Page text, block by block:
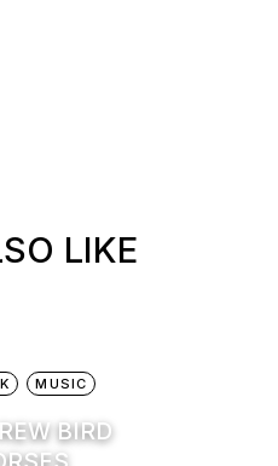
LIKE
MUSIC
BIRD